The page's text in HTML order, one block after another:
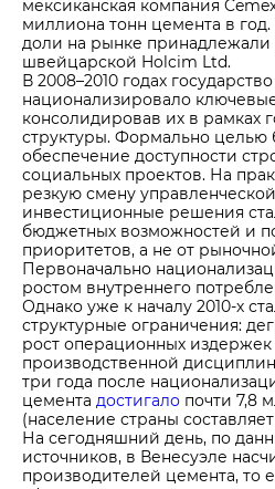
мексиканская компания
миллиона тонн цемента в
доли на рынке принадлежали
швейцарской Holcim Ltd.
В 2008–2010 годах
национализировало
консолидировав их в рамках
структуры. Формально
обеспечение доступности
социальных проектов. На
резкую смену
инвестиционные решения
бюджетных возможностей и
приоритетов, а не от
Первоначально
ростом внутреннего
Однако уже к началу 2010-х
структурные ограничения:
рост операционных
производственной
три года после
цемента достигало почти 7,8
(население страны
На сегодняшний день, по
источников, в Венесуэле
производителей цемента, то